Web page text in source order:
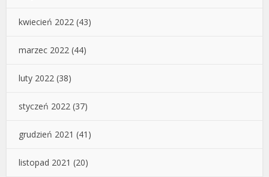
kwiecień 2022 (43)
marzec 2022 (44)
luty 2022 (38)
styczeń 2022 (37)
grudzień 2021 (41)
listopad 2021 (20)